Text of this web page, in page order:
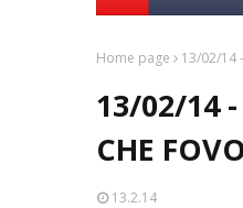
Home page 13/02/14 -
13/02/14 -
CHE
13.2.14